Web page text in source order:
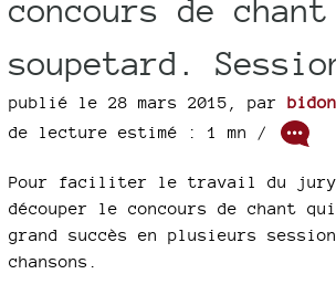
concours de
soupetard.
publié le 28 mars 2015 par
de lecture estimé : 1 mn /
Pour faciliter le travail du jury
découper le concours de chant
grand succès en plusieurs
chansons.